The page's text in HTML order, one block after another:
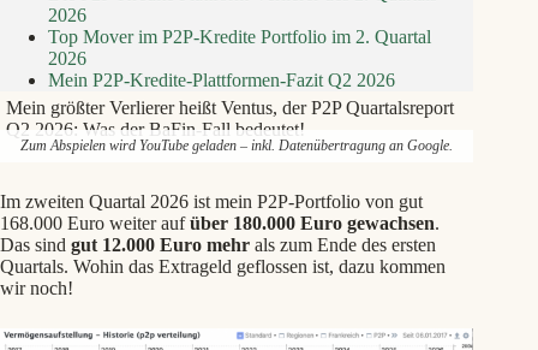
2026
Top Mover im P2P-Kredite Portfolio im 2. Quartal
2026
Mein P2P-Kredite-Plattformen-Fazit Q2 2026
Mein größter Verlierer heißt Ventus, der P2P Quartalsreport
Q2 2026: Was der BaFin-Fall bedeutet!
Zum Abspielen wird YouTube geladen – inkl. Datenübertragung an Google.
Im zweiten Quartal 2026 ist mein P2P-Portfolio von gut
168.000 Euro weiter aufüber 180.000 Euro gewachsen.
Das sind gut 12.000 Euro mehr als zum Ende des ersten
Quartals. Wohin das Extrageld geflossen ist, dazu kommen
wir noch!